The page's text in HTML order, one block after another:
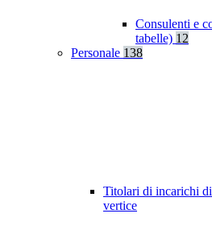
Consulenti e
tabelle) 12
Personale 138
Titolari di incarichi
vertice